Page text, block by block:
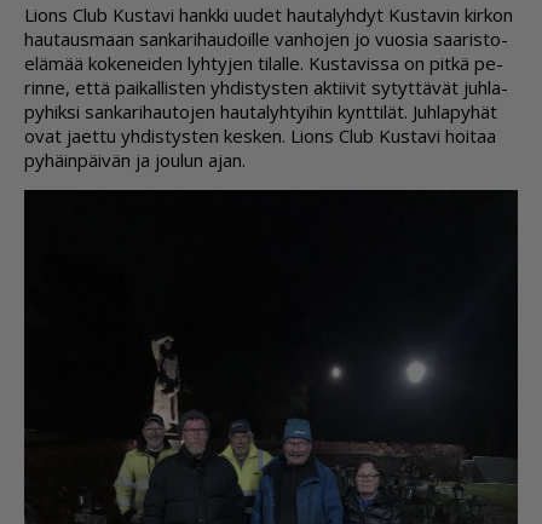
Li­ons Club Kus­ta­vi hank­ki uu­det hau­ta­lyh­dyt Kus­ta­vin kir­kon
hau­taus­maan san­ka­ri­hau­doil­le van­ho­jen jo vuo­sia saa­ris­to­
e­lä­mää ko­ke­nei­den lyh­ty­jen ti­lal­le. Kus­ta­vis­sa on pit­kä pe­
rin­ne, et­tä pai­kal­lis­ten yh­dis­tys­ten ak­tii­vit sy­tyt­tä­vät juh­la­
py­hik­si san­ka­ri­hau­to­jen hau­ta­lyh­tyi­hin kynt­ti­lät. Juh­la­py­hät
ovat ja­et­tu yh­dis­tys­ten kes­ken. Li­ons Club Kus­ta­vi hoi­taa
py­häin­päi­vän ja jou­lun ajan.